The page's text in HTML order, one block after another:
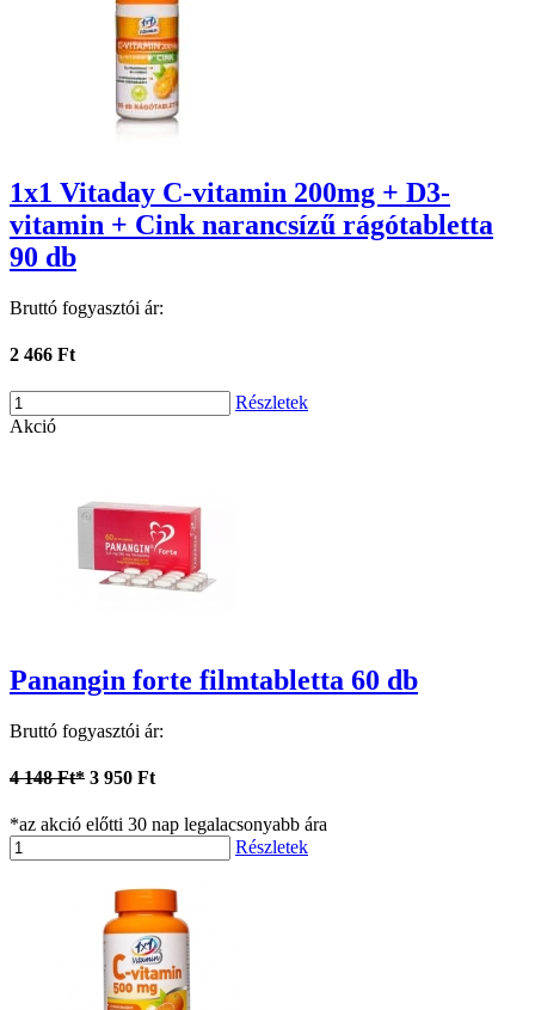
1x1 Vitaday C-vitamin 200mg + D3-
vitamin + Cink narancsízű rágótabletta
90 db
Bruttó fogyasztói ár:
2 466 Ft
Részletek
Akció
Panangin forte filmtabletta 60 db
Bruttó fogyasztói ár:
4 148 Ft* 3 950 Ft
*az akció előtti 30 nap legalacsonyabb ára
Részletek